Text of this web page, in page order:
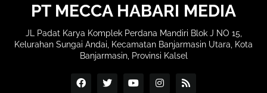
PT MECCA HABARI MEDIA
JL Padat Karya Komplek Perdana Mandiri Blok J NO 15,
Kelurahan Sungai Andai, Kecamatan Banjarmasin Utara, Kota
Banjarmasin, Provinsi Kalsel